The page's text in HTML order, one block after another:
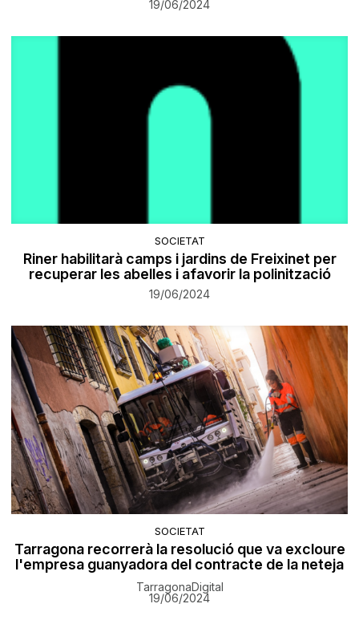
19/06/2024
SOCIETAT
Riner habilitarà camps i jardins de Freixinet per
recuperar les abelles i afavorir la polinització
19/06/2024
SOCIETAT
Tarragona recorrerà la resolució que va excloure
l'empresa guanyadora del contracte de la neteja
TarragonaDigital
19/06/2024